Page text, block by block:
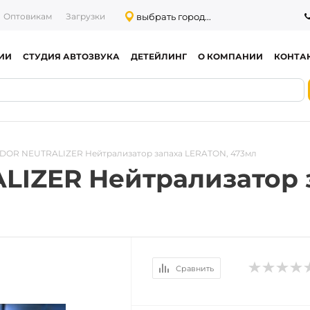
Оптовикам Загрузки выбрать город...
СТУДИЯ АВТОЗВУКА ДЕТЕЙЛИНГ О КОМПАНИИ
NEUTRALIZER Нейтрализатор запаха LERATON, 473мл
Нейтрализатор
Сравнить